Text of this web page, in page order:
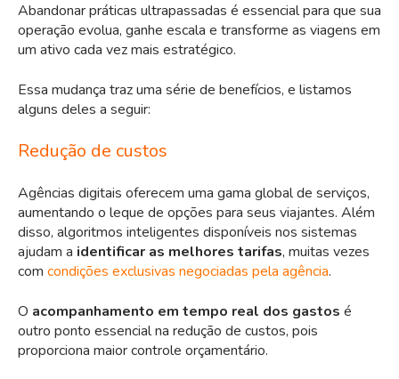
Abandonar práticas ultrapassadas é essencial para que sua
operação evolua, ganhe escala e transforme as viagens em
um ativo cada vez mais estratégico.
Essa mudança traz uma série de benefícios, e listamos
alguns deles a seguir:
Redução de custos
Agências digitais oferecem uma gama global de serviços,
aumentando o leque de opções para seus viajantes. Além
disso, algoritmos inteligentes disponíveis nos sistemas
ajudam a identificar as melhores tarifas, muitas vezes
com condições exclusivas negociadas pela agência.
O acompanhamento em tempo real dos gastos é
outro ponto essencial na redução de custos, pois
proporciona maior controle orçamentário.